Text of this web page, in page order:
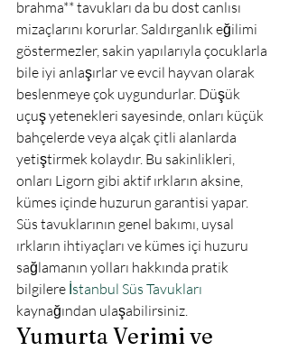
brahma** tavukları da bu dost canlısı
mizaçlarını korurlar. Saldırganlık eğilimi
göstermezler, sakin yapılarıyla çocuklarla
bile iyi anlaşırlar ve evcil hayvan olarak
beslenmeye çok uygundurlar. Düşük
uçuş yetenekleri sayesinde, onları küçük
bahçelerde veya alçak çitli alanlarda
yetiştirmek kolaydır. Bu sakinlikleri,
onları Ligorn gibi aktif ırkların aksine,
kümes içinde huzurun garantisi yapar.
Süs tavuklarının genel bakımı, uysal
ırkların ihtiyaçları ve kümes içi huzuru
sağlamanın yolları hakkında pratik
bilgilere İstanbul Süs Tavukları
kaynağından ulaşabilirsiniz.
Yumurta Verimi ve